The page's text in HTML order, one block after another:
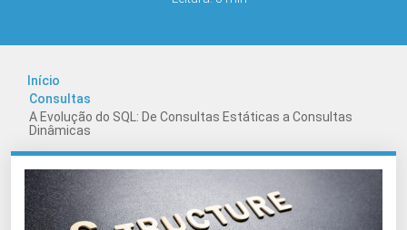
Início
Consultas
A Evolução do SQL: De Consultas Estáticas a Consultas
Dinâmicas